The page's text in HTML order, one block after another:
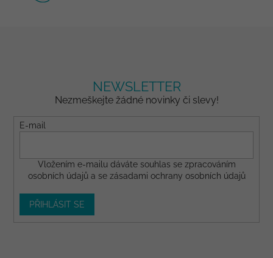
NEWSLETTER
Nezmeškejte žádné novinky či slevy!
E-mail
Vložením e-mailu dáváte souhlas se zpracováním
osobních údajů a se zásadami ochrany osobních údajů
PŘIHLÁSIT SE